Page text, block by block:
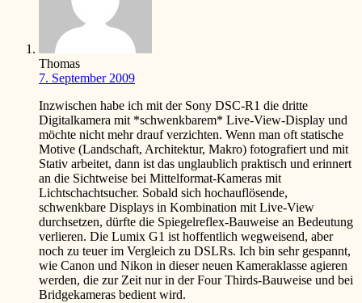
Thomas
7. September 2009
Inzwischen habe ich mit der Sony DSC-R1 die dritte
Digitalkamera mit *schwenkbarem* Live-View-Display und
möchte nicht mehr drauf verzichten. Wenn man oft statische
Motive (Landschaft, Architektur, Makro) fotografiert und mit
Stativ arbeitet, dann ist das unglaublich praktisch und erinnert
an die Sichtweise bei Mittelformat-Kameras mit
Lichtschachtsucher. Sobald sich hochauflösende,
schwenkbare Displays in Kombination mit Live-View
durchsetzen, dürfte die Spiegelreflex-Bauweise an Bedeutung
verlieren. Die Lumix G1 ist hoffentlich wegweisend, aber
noch zu teuer im Vergleich zu DSLRs. Ich bin sehr gespannt,
wie Canon und Nikon in dieser neuen Kameraklasse agieren
werden, die zur Zeit nur in der Four Thirds-Bauweise und bei
Bridgekameras bedient wird.